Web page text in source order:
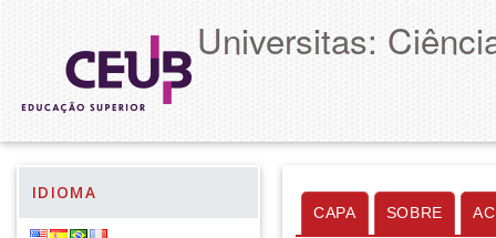
Universitas:
IDIOMA
CAPA SOBRE